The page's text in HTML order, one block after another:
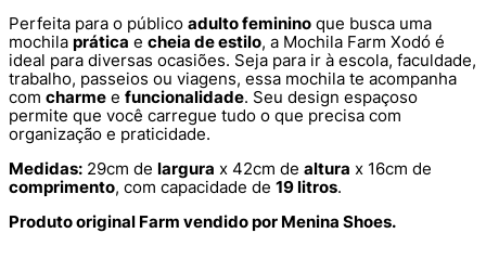
Perfeita para o público adulto feminino que busca uma
mochila prática e cheia de estilo, a Mochila Farm Xodó é
ideal para diversas ocasiões. Seja para ir à escola, faculdade,
trabalho, passeios ou viagens, essa mochila te acompanha
com charme e funcionalidade. Seu design espaçoso
permite que você carregue tudo o que precisa com
organização e praticidade.
Medidas: 29cm de largura x 42cm de altura x 16cm de
comprimento, com capacidade de 19 litros.
Produto original Farm vendido por Menina Shoes.